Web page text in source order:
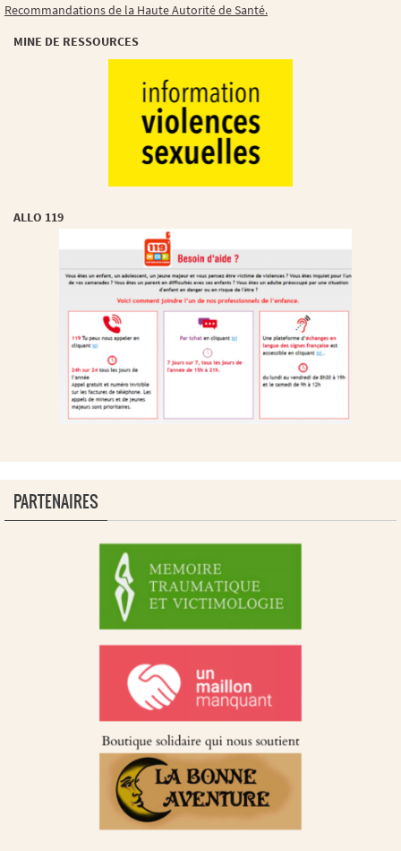
Recommandations de la Haute Autorité de Santé.
MINE DE RESSOURCES
ALLO 119
PARTENAIRES